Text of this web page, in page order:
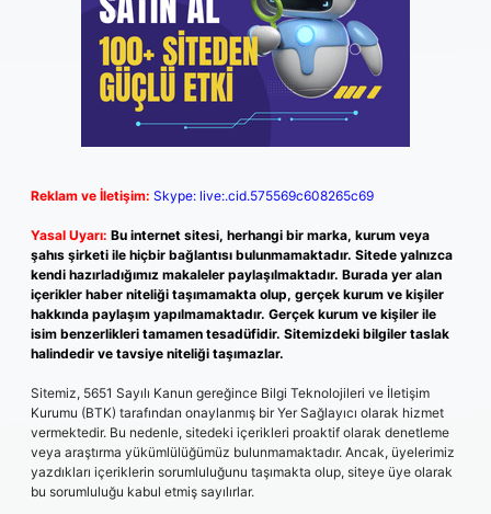
Reklam ve İletişim: Skype: live:.cid.575569c608265c69
Yasal Uyarı: Bu internet sitesi, herhangi bir marka, kurum veya
şahıs şirketi ile hiçbir bağlantısı bulunmamaktadır. Sitede yalnızca
kendi hazırladığımız makaleler paylaşılmaktadır. Burada yer alan
içerikler haber niteliği taşımamakta olup, gerçek kurum ve kişiler
hakkında paylaşım yapılmamaktadır. Gerçek kurum ve kişiler ile
isim benzerlikleri tamamen tesadüfidir. Sitemizdeki bilgiler taslak
halindedir ve tavsiye niteliği taşımazlar.
Sitemiz, 5651 Sayılı Kanun gereğince Bilgi Teknolojileri ve İletişim
Kurumu (BTK) tarafından onaylanmış bir Yer Sağlayıcı olarak hizmet
vermektedir. Bu nedenle, sitedeki içerikleri proaktif olarak denetleme
veya araştırma yükümlülüğümüz bulunmamaktadır. Ancak, üyelerimiz
yazdıkları içeriklerin sorumluluğunu taşımakta olup, siteye üye olarak
bu sorumluluğu kabul etmiş sayılırlar.